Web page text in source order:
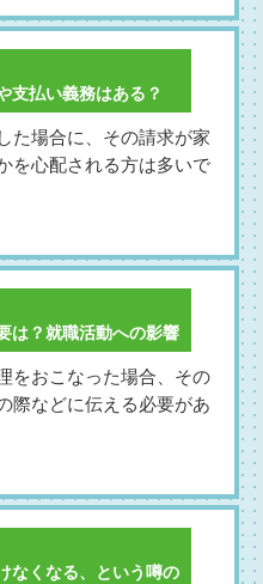
支払い義務はある？
た場合に、その請求が家
を心配される方は多いで
は？就職活動への影響
をおこなった場合、その
際などに伝える必要があ
なくなる、という噂の